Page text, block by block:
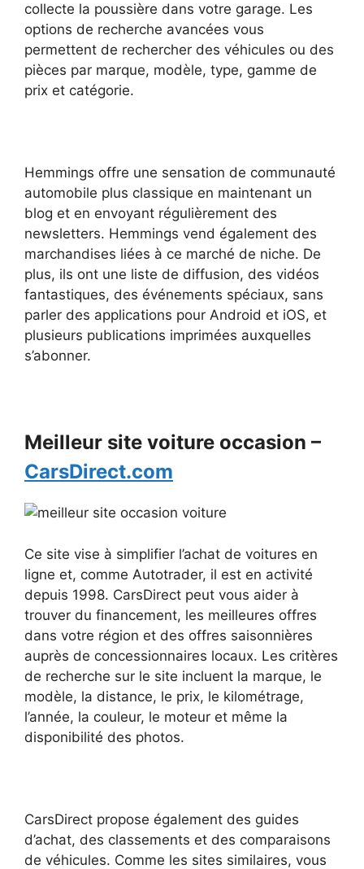
collecte la poussière dans votre garage. Les
options de recherche avancées vous
permettent de rechercher des véhicules ou des
pièces par marque, modèle, type, gamme de
prix et catégorie.
Hemmings offre une sensation de communauté
automobile plus classique en maintenant un
blog et en envoyant régulièrement des
newsletters. Hemmings vend également des
marchandises liées à ce marché de niche. De
plus, ils ont une liste de diffusion, des vidéos
fantastiques, des événements spéciaux, sans
parler des applications pour Android et iOS, et
plusieurs publications imprimées auxquelles
s’abonner.
Meilleur site voiture occasion –
CarsDirect.com
Ce site vise à simplifier l’achat de voitures en
ligne et, comme Autotrader, il est en activité
depuis 1998. CarsDirect peut vous aider à
trouver du financement, les meilleures offres
dans votre région et des offres saisonnières
auprès de concessionnaires locaux. Les critères
de recherche sur le site incluent la marque, le
modèle, la distance, le prix, le kilométrage,
l’année, la couleur, le moteur et même la
disponibilité des photos.
CarsDirect propose également des guides
d’achat, des classements et des comparaisons
de véhicules. Comme les sites similaires, vous